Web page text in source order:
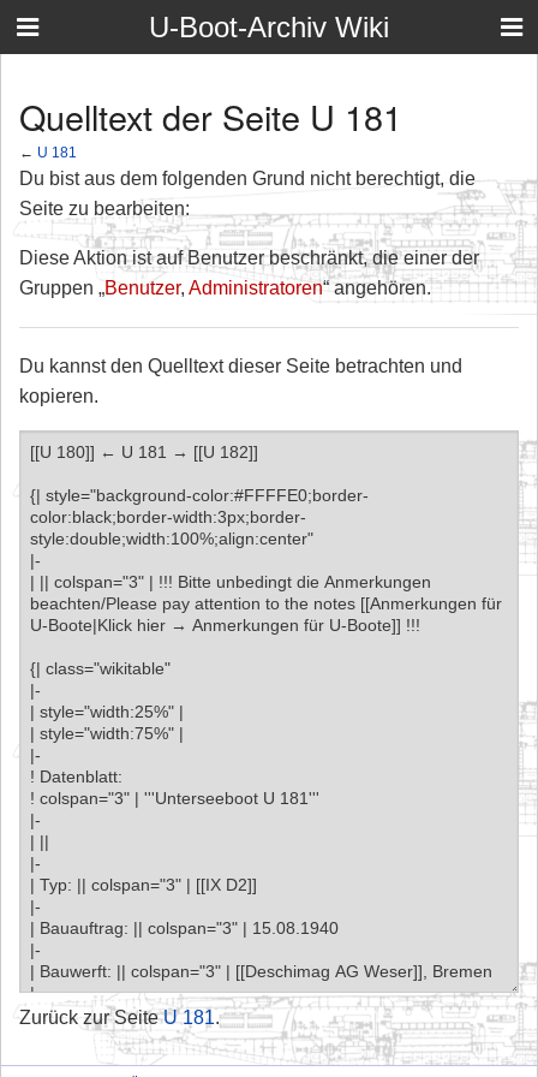
U-Boot-Archiv Wiki
Quelltext der Seite U 181
← U 181
Du bist aus dem folgenden Grund nicht berechtigt, die
Seite zu bearbeiten:
Diese Aktion ist auf Benutzer beschränkt, die einer der
Gruppen „Benutzer, Administratoren“ angehören.
Du kannst den Quelltext dieser Seite betrachten und
kopieren.
Zurück zur SeiteU 181.